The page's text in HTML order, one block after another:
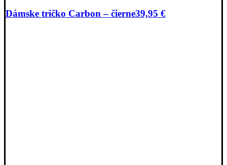
Dámske tričko Carbon – čierne39,95 €